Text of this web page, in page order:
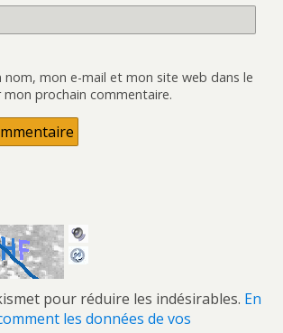
nom, mon e-mail et mon site web dans le
prochain commentaire.
pour réduire les indésirables. En
les données de vos